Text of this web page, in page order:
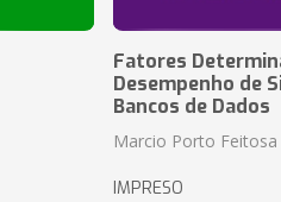
Fatores
Desempenho de
Bancos de Dados
Marcio Porto Feitosa
IMPRESO